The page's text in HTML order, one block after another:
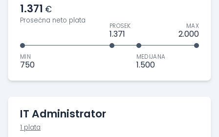
1.371 €
Prosečna neto plata
MIN
750
MEDIJANA
1.500
PROSEK
1.371
MAX
2.000
IT Administrator
1 plata